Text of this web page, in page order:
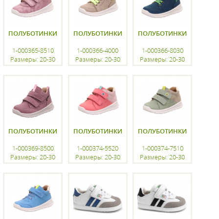
ПОЛУБОТИНКИ
1-000365-8510
Размеры: 20-30
ПОЛУБОТИНКИ
1-000366-4000
Размеры: 20-30
ПОЛУБОТИНКИ
1-000366-8030
Размеры: 20-30
ПОЛУБОТИНКИ
1-000369-8500
Размеры: 20-30
ПОЛУБОТИНКИ
1-000374-5520
Размеры: 20-30
ПОЛУБОТИНКИ
1-000374-7510
Размеры: 20-30